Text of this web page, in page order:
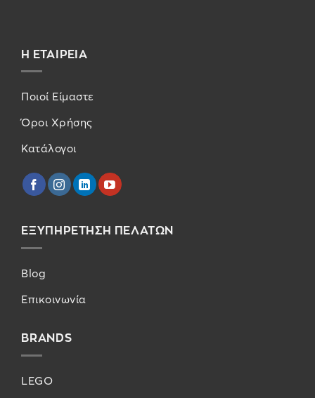
Η ΕΤΑΙΡΕΙΑ
Ποιοί Είμαστε
Όροι Χρήσης
Κατάλογοι
ΕΞΥΠΗΡΕΤΗΣΗ ΠΕΛΑΤΩΝ
Blog
Επικοινωνία
BRANDS
LEGO